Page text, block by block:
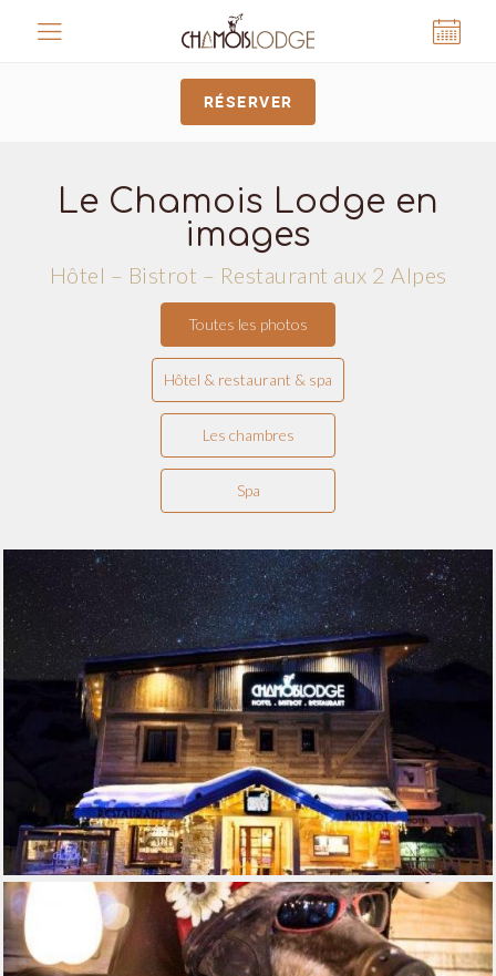
RÉSERVER
Le Chamois Lodge en
images
Hôtel – Bistrot – Restaurant aux 2 Alpes
Toutes les photos
Hôtel & restaurant & spa
Les chambres
Spa